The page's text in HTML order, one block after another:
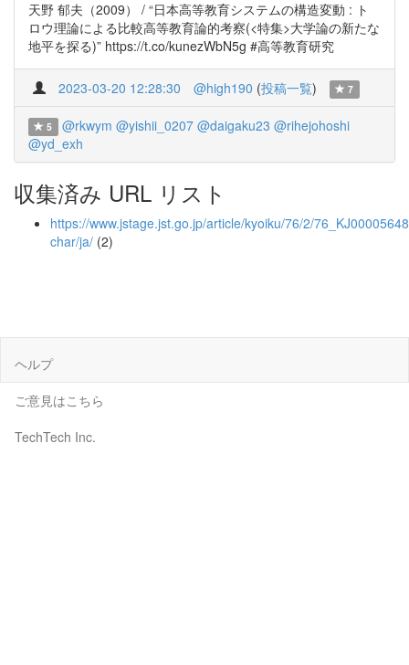
天野 郁夫（2009） / “日本高等教育システムの構造変動 : ト
ロウ理論による比較高等教育論的考察(<特集>大学論の新たな
地平を探る)” https://t.co/kunezWbN5g #高等教育研究
2023-03-20 12:28:30 @high190 (投稿一覧) 7
5 @rkwym @yishii_0207 @daigaku23 @rihejohoshi
@yd_exh
収集済み URL リスト
https://www.jstage.jst.go.jp/article/kyoiku/76/2/
char/ja/ (2)
ヘルプ
ご意見はこちら
TechTech Inc.